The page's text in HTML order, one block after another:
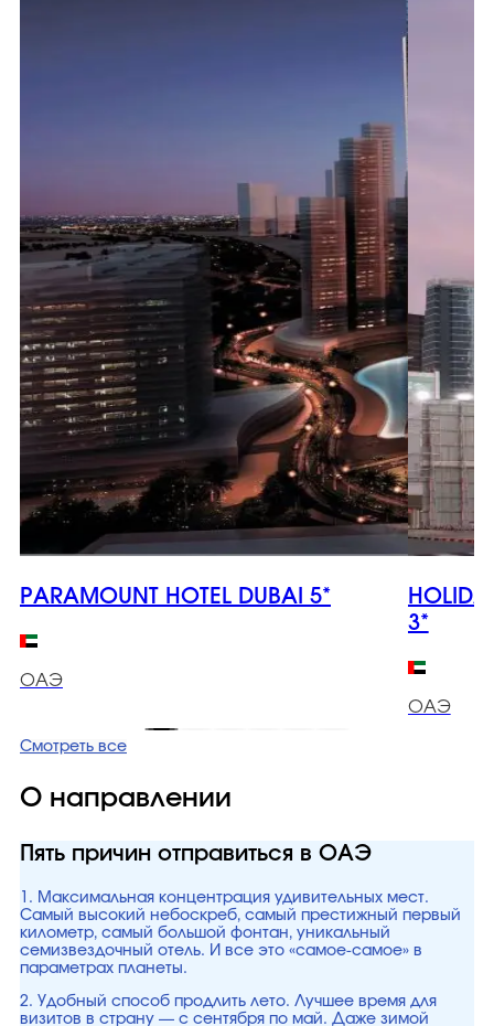
PARAMOUNT HOTEL DUBAI 5*
ОАЭ
3*
ОАЭ
Смотреть все
О направлении
Пять причин отправиться в ОАЭ
1. Максимальная концентрация удивительных мест.
Самый высокий небоскреб, самый престижный первый
километр, самый большой фонтан, уникальный
семизвездочный отель. И все это «самое-самое» в
параметрах планеты.
2. Удобный способ продлить лето. Лучшее время для
визитов в страну — с сентября по май. Даже зимой